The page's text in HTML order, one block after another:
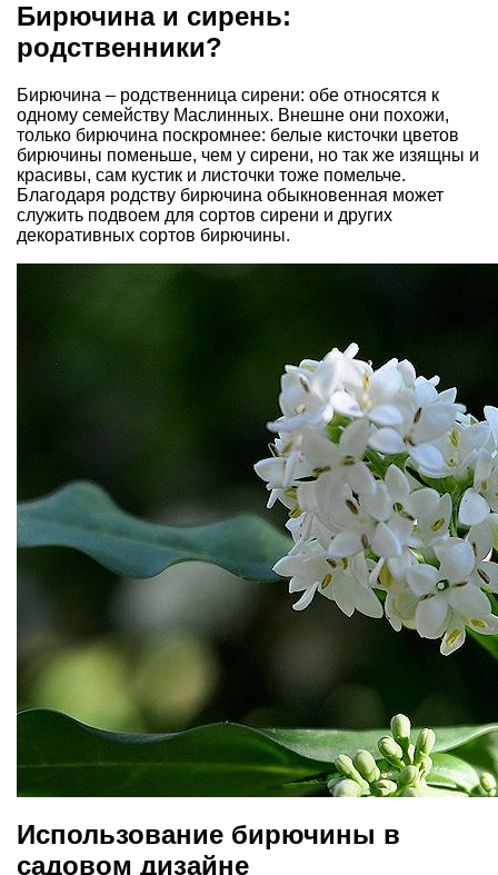
Бирючина и сирень:
родственники?
Бирючина – родственница сирени: обе относятся к
одному семейству Маслинных. Внешне они похожи,
только бирючина поскромнее: белые кисточки цветов
бирючины поменьше, чем у сирени, но так же изящны и
красивы, сам кустик и листочки тоже помельче.
Благодаря родству бирючина обыкновенная может
служить подвоем для сортов сирени и других
декоративных сортов бирючины.
Использование бирючины в
садовом дизайне